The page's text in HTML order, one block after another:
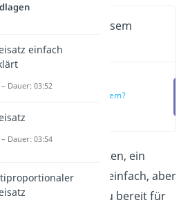
Wichtige Inhalte in diesem
Video
Ziegenproblem?
Glücksspiel: zwei Nieten, ein
Die Regeln sind einfach, aber
Intuition trügt. Bist du bereit für
einfach
Dauer: 03:52
Dauer: 03:54